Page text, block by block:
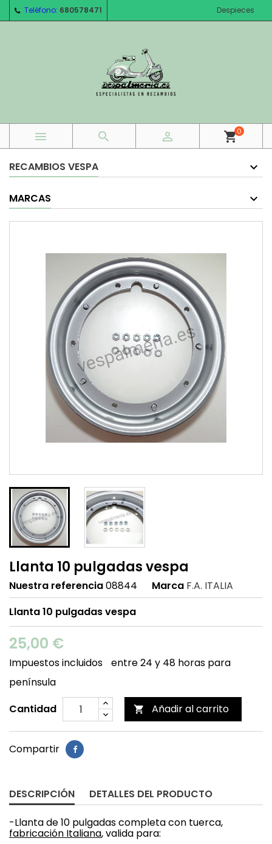
Teléfono: 680578471 Despieces
   shopping_cart0
RECAMBIOS VESPA
MARCAS
Llanta 10 pulgadas vespa
Nuestra referencia08844 Marca F.A. ITALIA
Llanta 10 pulgadas vespa
25,00 €
Impuestos incluidos
entre 24 y 48 horas para
península
Cantidad
 Añadir al carrito
Compartir
DESCRIPCIÓN DETALLES DEL PRODUCTO
-Llanta de 10 pulgadas completa con tuerca,
fabricación Italiana, valida para: